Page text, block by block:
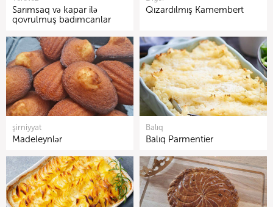
Sarımsaq və kapar ilə
qovrulmuş badımcanlar
Qızardılmış Kamembert
şirniyyat
Madeleynlər
Balıq
Balıq Parmentier